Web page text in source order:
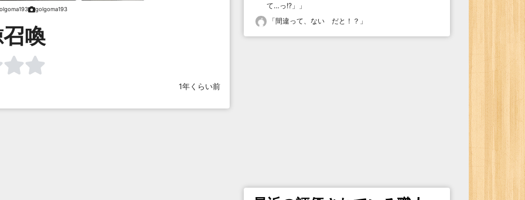
golgoma193
喚
1年くらい前
て…っ!?」
」
「間違って、ない だと！？ 」